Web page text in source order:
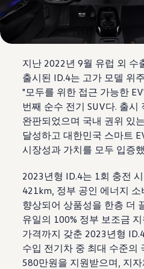
지난 2022년 9월 유럽 외 수
출시된 ID.4는 고가 모델 위
"모두를 위한 접근 가능한
번째 순수 전기 SUV다. 출시
완판되었으며 국내 권위 있
달성하고 대한민국 스마트
시장성과 가치를 모두 입증
2023년형 ID.4는 1회 충전
421km, 정부 공인 에너지
향상되어 상품성을 한층 더
유일의 100% 정부 보조금
가격까지 갖춘 2023년형
수입 전기차 중 최대 수준의
580만원을 지원받으며, 지